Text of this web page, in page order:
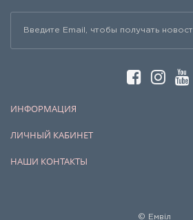
ИНФОРМАЦИЯ
ЛИЧНЫЙ КАБИНЕТ
НАШИ КОНТАКТЫ
© Емвіл